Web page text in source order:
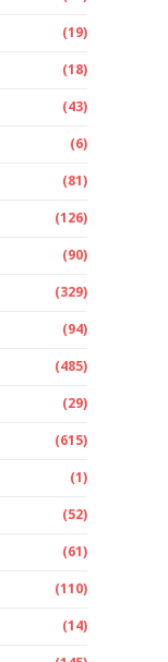
(19)
(18)
(43)
(6)
(81)
(126)
(90)
(329)
(94)
(485)
(29)
(615)
(1)
(52)
(61)
(110)
(14)